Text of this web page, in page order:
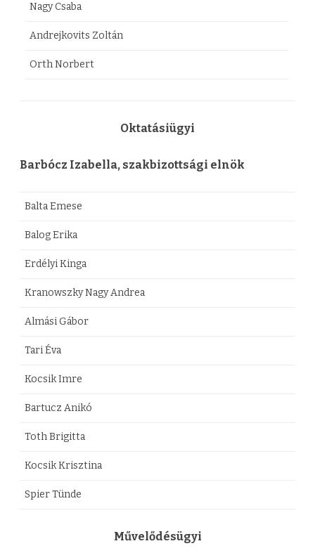
Nagy Csaba
Andrejkovits Zoltán
Orth Norbert
Oktatásiügyi
Barbócz Izabella, szakbizottsági elnök
Balta Emese
Balog Erika
Erdélyi Kinga
Kranowszky Nagy Andrea
Almási Gábor
Tari Éva
Kocsik Imre
Bartucz Anikó
Toth Brigitta
Kocsik Krisztina
Spier Tünde
Művelődésügyi